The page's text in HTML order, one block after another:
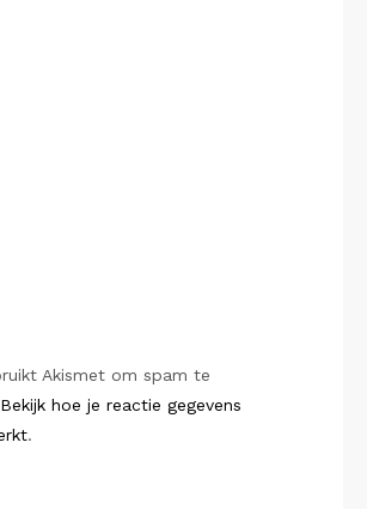
Akismet om spam te
Bekijk hoe je reactie gegevens
.